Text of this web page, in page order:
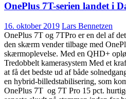
OnePlus 7T-serien landet i
16. oktober 2019 Lars Bennetzen
OnePlus 7T og 7TPro er en del af
den skærm vender tilbage med
skærmoplevelse. Med en QHD+
Tredobbelt kamerasystem Med et
at få det bedste ud af både
en hybrid-billedstabilisering, som
OnePlus 7T og 7T Pro 15 pct.